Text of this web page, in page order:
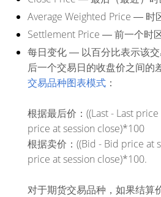
Average Weighted Price ― 时
Settlement Price ― 前一个时
每日变化― 以百分比表示该
后一个交易日的收盘价之间的
交易品种图表模式 ：
根据最后价：((Last - Last
price at session close)*100
根据卖价：((Bid - Bid price at
price at session close)*100.
对于期货交易品种，如果结算